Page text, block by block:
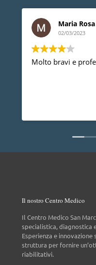
Maria
02/03/2023
Molto bravi e
Il nostro Centro Medico
Il Centro Medico San
specialistica,
Esperienza e
struttura per fornire
riabilitativi.